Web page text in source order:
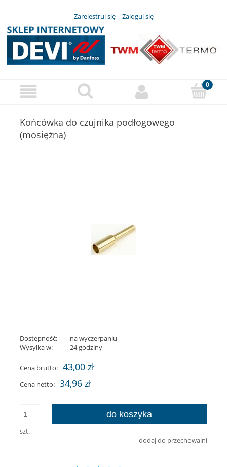
Zarejestruj się Zaloguj się
Końcówka do czujnika podłogowego
(mosiężna)
Dostępność:
na wyczerpaniu
Wysyłka w:
24 godziny
Cena brutto: 43,00 zł
Cena netto: 34,96 zł
szt.
do koszyka
dodaj do przechowalni